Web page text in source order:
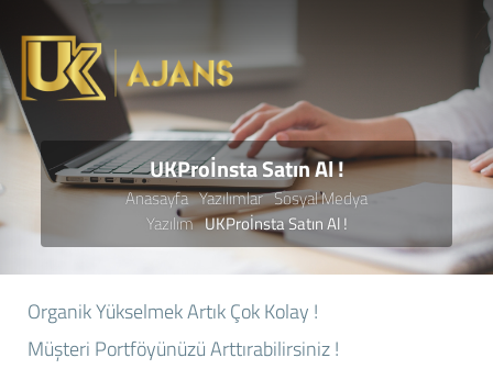
UKProİnsta Satın Al !
Anasayfa Yazılımlar Sosyal Medya
Yazılım UKProİnsta Satın Al !
Organik Yükselmek Artık Çok Kolay !
Müşteri Portföyünüzü Arttırabilirsiniz !